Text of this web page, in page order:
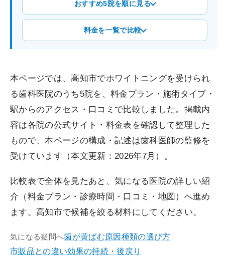
おすすめ5院を順に見る
料金を一覧で比較
本ページでは、高知市でホワイトニングを受けられ
る歯科医院のうち5院を、料金プラン・施術タイプ・
駅からのアクセス・口コミで比較しました。掲載内
容は各院の公式サイト・料金表を確認して整理した
もので、本ページの構成・記述は歯科医師の監修を
受けています（本文更新：2026年7月）。
比較表で全体を見たあと、気になる医院の詳しい紹
介（料金プラン・診療時間・口コミ・地図）へ進め
ます。高知市で候補を絞る材料にしてください。
気になる疑問へ歯が黄ばむ原因 種類の選び方
市販品との違い効果の持続・後戻り